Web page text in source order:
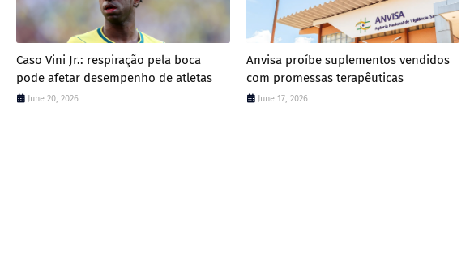
Caso Vini Jr.: respiração pela boca
pode afetar desempenho de atletas
June 20, 2026
Anvisa proíbe suplementos vendidos
com promessas terapêuticas
June 17, 2026